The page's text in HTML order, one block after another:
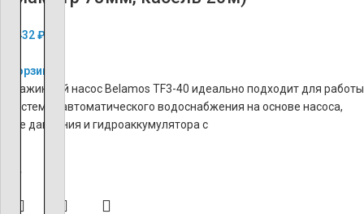
12 432₽
В корзину
Скважинный насос Belamos TF3-40 идеально подходит для работы
в системах автоматического водоснабжения на основе насоса,
реле давления и гидроаккумулятора с
ХИТ